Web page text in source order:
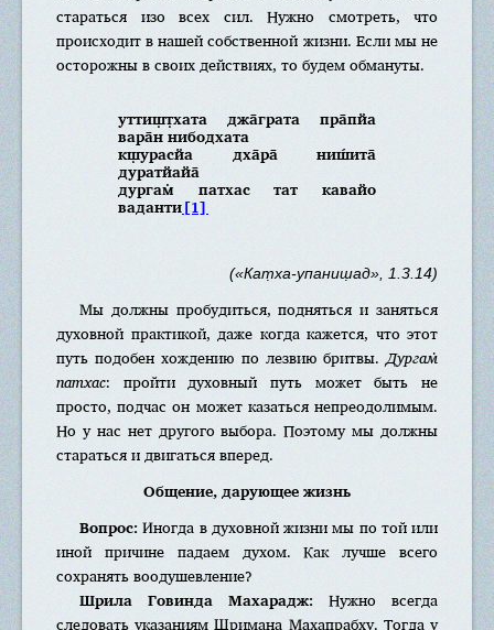
стараться изо всех сил. Нужно смотреть, что
происходит в нашей собственной жизни. Если мы не
осторожны в своих действиях, то будем обмануты.
уттиш̣т̣хата джа̄грата пра̄пйа
вара̄н нибодхата
кш̣урасйа дха̄ра̄ ниш́ита̄
дуратйайа̄
дургам̇ патхас тат кавайо
ваданти[1]
(«Кат̣ха-упаниш̣ад», 1.3.14)
Мы должны пробудиться, подняться и заняться
духовной практикой, даже когда кажется, что этот
путь подобен хождению по лезвию бритвы.Дургам̇
патхас: пройти духовный путь может быть не
просто, подчас он может казаться непреодолимым.
Но у нас нет другого выбора. Поэтому мы должны
стараться и двигаться вперед.
Общение, дарующее жизнь
Вопрос:Иногда в духовной жизни мы по той или
иной причине падаем духом. Как лучше всего
сохранять воодушевление?
Шрила Говинда Махарадж: Нужно всегда
следовать указаниям Шримана Махапрабху. Тогда у